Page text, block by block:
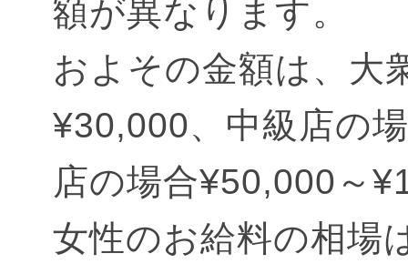
額が異なります。
およその金額は、大
¥30,000、中級店の
店の場合¥50,000～
女性のお給料の相場